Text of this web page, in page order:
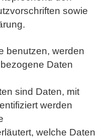
sowie
benutzen, werden
Daten
sind Daten, mit
werden
welche Daten